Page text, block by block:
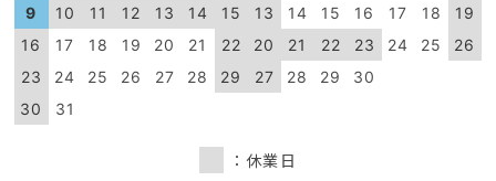
9
10 11 12 13 14
15
16
17 18 19 20 21
22
23
24 25 26 27 28
29
30
31
13
14 15 16 17 18
19
20
21 22 23 24 25
26
27
28 29 30
：休業日